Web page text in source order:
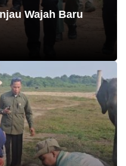
Wajah Baru